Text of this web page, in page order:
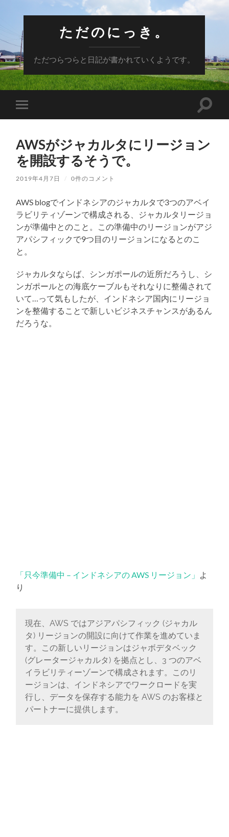
ただのにっき。
ただつらつらと日記が書かれていくようです。
モ
バ
メ
ニ
ュ
ー
を
替
え
る
検
ー
ル
え
る
AWSがジャカルタにリージョン
を開設するそうで。
2019年4月7日 / 0件のコメント
AWS blogでインドネシアのジャカルタで3つのアベイ
ラビリティゾーンで構成される、ジャカルタリージョ
ンが準備中とのこと。この準備中のリージョンがアジ
アパシフィックで9つ目のリージョンになるとのこ
と。
ジャカルタならば、シンガポールの近所だろうし、シ
ンガポールとの海底ケーブルもそれなりに整備されて
いて…って気もしたが、インドネシア国内にリージョ
ンを整備することで新しいビジネスチャンスがあるん
だろうな。
「只今準備中 – インドネシアの AWS リージョン」
よ
り
現在、AWS ではアジアパシフィック (ジャカル
タ) リージョンの開設に向けて作業を進めていま
す。この新しいリージョンはジャボデタベック
(グレータージャカルタ) を拠点とし、3 つのアベ
イラビリティーゾーンで構成されます。このリ
ージョンは、インドネシアでワークロードを実
行し、データを保存する能力を AWS のお客様と
パートナーに提供します。